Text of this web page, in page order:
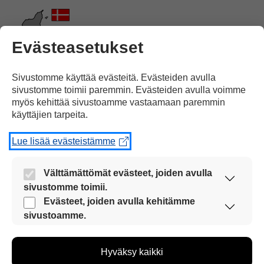
Tanskassa.
Suomen joukkueen ensimmäinen peli on
Evästeasetukset
Sivustomme käyttää evästeitä. Evästeiden avulla
sivustomme toimii paremmin. Evästeiden avulla voimme
myös kehittää sivustoamme vastaamaan paremmin
käyttäjien tarpeita.
Lue lisää evästeistämme
Välttämättömät evästeet, joiden avulla
sivustomme toimii.
Nämä evästeet ovat aina käytössä, jotta
sivustoamme voi käyttää sujuvasti ja turvallisesti.
Evästeet, joiden avulla kehitämme
sivustoamme.
kehittää sivustoamme vastaamaan paremmin
Hyväksy kaikki